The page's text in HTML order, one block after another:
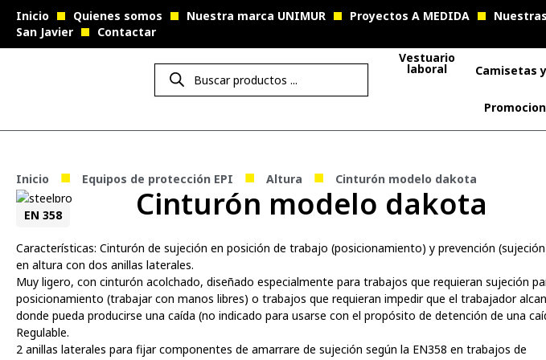
Inicio Quienes somos Nuestra marca UNIMUR Proyectos A MEDIDA
San Javier
Contactar
Vestuario
laboral Camisetas
Inicio ■ Equipos de protección EPI ■ Altura ■ Cinturón modelo dakota
Cinturón modelo dakota
EN 358
Características: Cinturón de sujeción en posición de trabajo (posicionamiento) y prevención
en altura con dos anillas laterales.
Muy ligero, con cinturón acolchado, diseñado especialmente para trabajos que requieran sujeción
posicionamiento (trabajar con manos libres) o trabajos que requieran impedir que el trabajador
donde pueda producirse una caída (no indicado para usarse con el propósito de detención de una
Regulable.
2 anillas laterales para fijar componentes de amarrare de sujeción según la EN358 en trabajos de